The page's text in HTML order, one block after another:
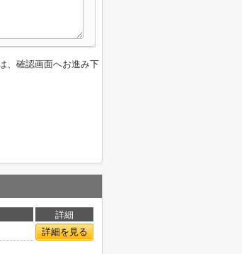
、確認画面へお進み下
詳細
詳細を見る